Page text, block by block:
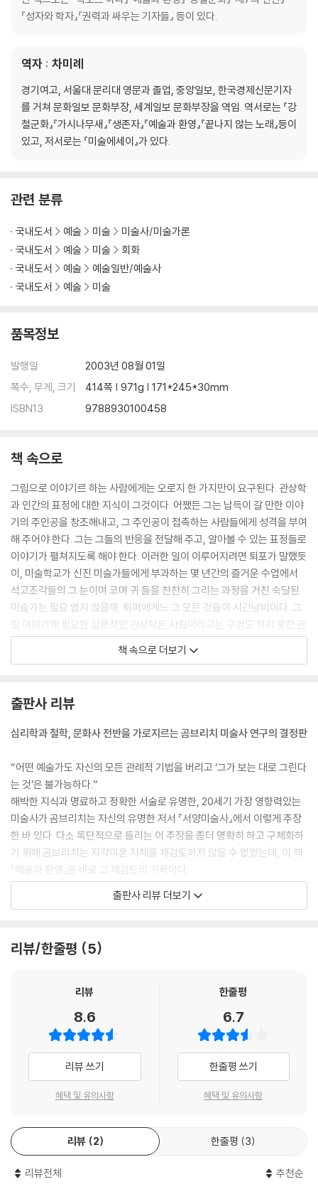
『성자와 학자』『권력과 싸우는 기자들』 등이 있다.
역자 : 차미례
경기여고, 서울대 문리대 영문과 졸업, 중앙일보, 한국경제신문기자
를 거쳐 문화일보 문화부장, 세계일보 문화부장을 역임. 역서로는 『강
철군화』『가시나무새』『생존자』『예술과 환영』『끝나지 않는 노래』등이
있고, 저서로는 『미술에세이』가 있다.
관련 분류
국내도서 예술 미술
미술사/미술가론
국내도서
예술 미술
회화
국내도서
예술
예술일반/예술사
국내도서
예술 미술
품목정보
발행일
2003년 08월 01일
쪽수, 무게, 크기
414쪽 | 971g | 171*245*30mm
ISBN13
9788930100458
책 속으로
그림으로 이야기르 하는 사람에게는 오로지 한 가지만이 요구된다. 관상학
과 인간의 표정에 대한 지식이 그것이다. 어쨌든 그는 납득이 갈 만한 이야
기의 주인공을 창조해내고, 그 주인공이 접촉하는 사람들에게 성격을 부여
해 주어야 한다. 그는 그들의 반응을 전달해 주고, 알아볼 수 있는 표정들로
이야기가 펼쳐지도록 해야 한다. 이러한 일이 이루어지려면 퇴포가 말했듯
이, 미술학교가 신진 미술가들에게 부과하는 몇 년간의 즐거운 수업에서
석고조각들의 그 눈이며 코며 귀 들을 찬찬히 그리는 과정을 거친 숙달된
미술가는 필요 없지 않을까. 퇴퍼에게느 그 모든 것들이 시간낭비이다. 그
림 이야기에 필요한 실용적인 관상학은 사람이라고는 구경도 하지 못한 은
둔자라 할 지라도 배울 수 있는 것이다. 그에게 필요한 것은 그림도구와 약
간의 인내심이 전부이다. 왜냐하면, 사람의 얼굴을 그린 그림은 모두, 그것
실제로 지식이니 예술이니 하는 것과는 무관하게, 한번 해 보고자 하는 사
람은 누구나 이러한 표정이 깃드는 그 얼굴 생김새를 찾아낼 수 있다. 그는
자신이 휘갈겨 그린 그림을 체계적으로 변형하기만 하면 된다. 처음 그린
얼굴이 멍청하고 밉살맞아 보일 경우, 눈을 코 쪽으로 약간 잡아당기면 그
런 인상이 어느 정도 가실 것이다. 이 초보적인 얼굴 생김새들을 단지 개조
하 가면서, 우리의 외로운 은둔자는 이러한 요소들과 그것들의 어울림이
그와 우리들에게 어떤 인상을 주는가를 발견하게 될 것이다.
--- pp.316~317
책 속으로 더보기
출판사 리뷰
심리학과 철학, 문화사 전반을 가로지르는 곰브리치 미술사 연구의 결정판
“어떤 예술가도 자신의 모든 관례적 기법을 버리고 ‘그가 보는 대로 그린다
는 것’은 불가능하다.”
해박한 지식과 명료하고 정확한 서술로 유명한, 20세기 가장 영향력있는
미술사가 곰브리치는 자신의 유명한 저서 『서양미술사』에서 이렇게 주장
한 바 있다. 다소 독단적으로 들리는 이 주장을 좀더 명확히 하고 구체화하
기 위해 곰브리치는 지각이론 자체를 재검토하지 않을 수 없었는데, 이 책
『예술과 환영』은 바로 그 재검토의 기록이다.
곰브리치(E. H. Gombrich, 1909-2001)는 우리에게 『서양미술사』로 잘
알려져 있지만, 미술에 관한 그의 입장과 학문적 업적이 집약된 책을 꼽으
비유로 흥미롭게 씌어진 것이라면, 『예술과 환영』은 ‘회화적 재현의 심리
특히 회화적 재현이 어떤 과정을 통해 전개되어 왔는지를 철학과 심리학
‘회화적 재현’의 심리학적 연구
‘왜 재현에도 역사가 있어야 하는가.’ ‘왜 실물과 닮은 환영을 창조하는 데
블 같은 미술가도 결국 관습과 화풍에서 벗어날 수 있는 미술이 존재하지
않는다고 시인해야 했는가.’ 곰브리치는 이러한 질문으로 이 책을 시작한
다.
이 책은 모두 열한 개 장(章)으로 이루어져 있는데, 이미지를 만들어내는
출판사 리뷰 더보기
리뷰/한줄평 5
리뷰
8.6
리뷰 쓰기
혜택 및 유의사항
한줄평
6.7
한줄평 쓰기
혜택 및 유의사항
리뷰 2 한줄평 3
리뷰전체 추천순